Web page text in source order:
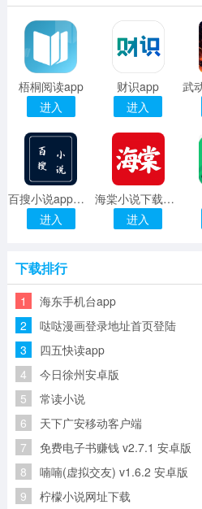
梧桐阅读app
进入
财识app
进入
百搜小说app下载安装
进入
海棠小说下载app正版免费
进入
下载排行
1 海东手机台app
2 哒哒漫画登录地址首页登陆
3 四五快读app
4 今日徐州安卓版
5 常读小说
6 天下广安移动客户端
7 免费电子书赚钱 v2.7.1 安卓版
8 喃喃(虚拟交友) v1.6.2 安卓版
9 柠檬小说网址下载